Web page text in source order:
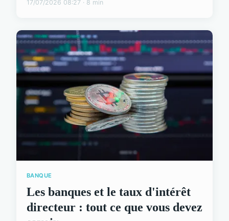
17/07/2026 08:27 · 8 min
BANQUE
Les banques et le taux d'intérêt
directeur : tout ce que vous devez